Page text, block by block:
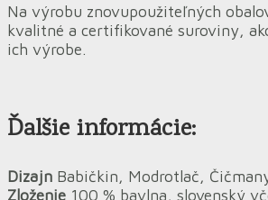
Na výrobu znovupoužiteľných
kvalitné a certifikované suroviny,
ich výrobe.
Ďalšie informácie:
Dizajn Babičkin, Modrotlač,
Zloženie 100 % bavlna, slovenský